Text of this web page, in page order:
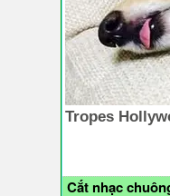
Cắt nhạc